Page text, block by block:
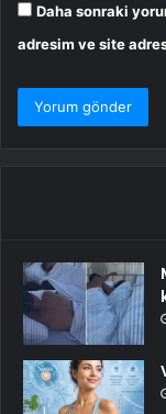
Daha sonraki
adresim ve site